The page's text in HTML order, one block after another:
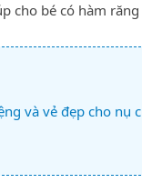
cho bé có hàm
và vẻ đẹp cho nụ